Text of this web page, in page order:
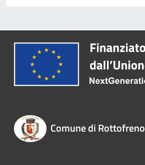
Comune di Rottofreno